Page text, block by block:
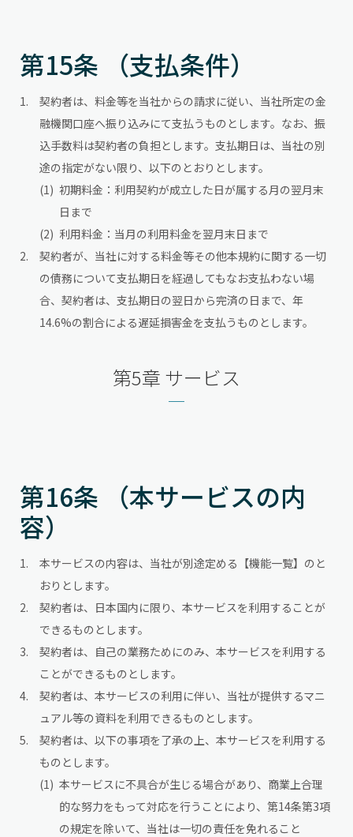
第15条 （支払条件）
契約者は、料金等を当社からの請求に従い、当社所定の金
融機関口座へ振り込みにて支払うものとします。なお、振
込手数料は契約者の負担とします。支払期日は、当社の別
途の指定がない限り、以下のとおりとします。
初期料金：利用契約が成立した日が属する月の翌月末
日まで
利用料金：当月の利用料金を翌月末日まで
契約者が、当社に対する料金等その他本規約に関する一切
の債務について支払期日を経過してもなお支払わない場
合、契約者は、支払期日の翌日から完済の日まで、年
14.6%の割合による遅延損害金を支払うものとします。
第5章 サービス
第16条 （本サービスの内
容）
本サービスの内容は、当社が別途定める【機能一覧】のと
おりとします。
契約者は、日本国内に限り、本サービスを利用することが
できるものとします。
契約者は、自己の業務ためにのみ、本サービスを利用する
ことができるものとします。
契約者は、本サービスの利用に伴い、当社が提供するマニ
ュアル等の資料を利用できるものとします。
契約者は、以下の事項を了承の上、本サービスを利用する
ものとします。
本サービスに不具合が生じる場合があり、商業上合理
的な努力をもって対応を行うことにより、第14条第3項
の規定を除いて、当社は一切の責任を免れること